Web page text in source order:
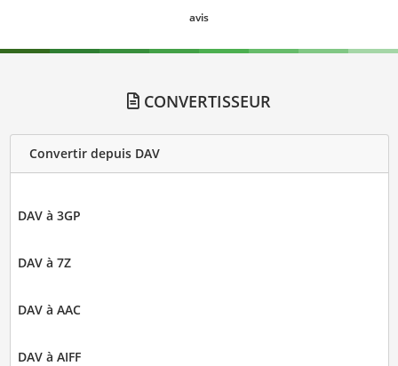
avis
CONVERTISSEUR
Convertir depuis DAV
DAV à 3GP
DAV à 7Z
DAV à AAC
DAV à AIFF